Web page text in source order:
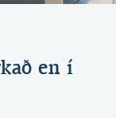
en í